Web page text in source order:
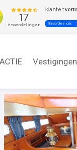
ACTIE Vestigingen